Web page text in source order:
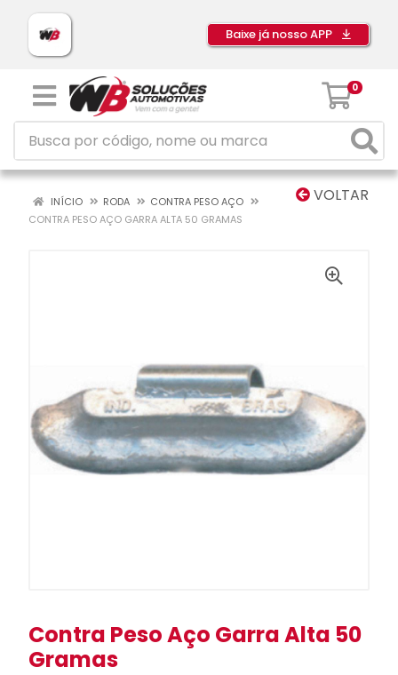
Baixe já nosso APP
0
VOLTAR
INÍCIO RODA
CONTRA PESO AÇO
CONTRA PESO AÇO GARRA ALTA 50 GRAMAS
Contra Peso Aço Garra Alta 50
Gramas